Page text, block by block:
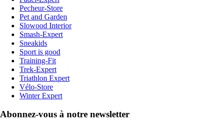
Pecheur-Store
Pet and Garden
Slowood Interior
Smash-Expert
Sneakids
Sport is good
Training-Fit
Trek-Expert
Triathlon Expert
Vélo-Store
Winter Expert
Abonnez-vous à notre newsletter